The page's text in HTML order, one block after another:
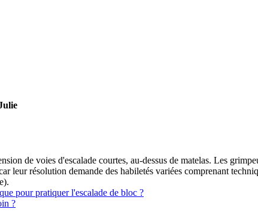
de voies d'escalade courtes, au-dessus de matelas. Les
leur résolution demande des habiletés variées comprenant
pour pratiquer l'escalade de bloc ?
?